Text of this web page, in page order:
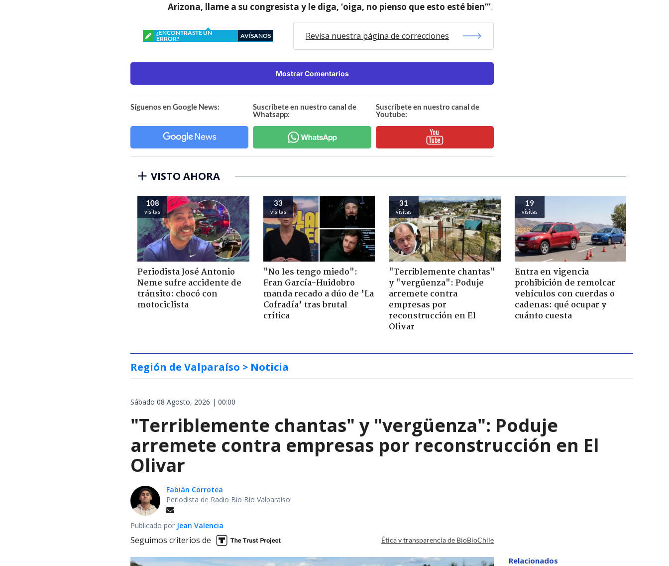
Arizona, llame a su congresista y le diga, ‘oiga, no pienso que esto esté bien’”.
¿ENCONTRASTE UN
ERROR?
AVÍSANOS Revisa nuestra página de correcciones
Mostrar Comentarios
Síguenos en Google News:
Suscríbete en nuestro canal de
Whatsapp:
Suscríbete en nuestro canal de
Youtube:
VISTO AHORA
108
visitas
Periodista José Antonio
Neme sufre accidente de
tránsito: chocó con
motociclista
33
visitas
"No les tengo miedo":
Fran García-Huidobro
manda recado a dúo de ’La
Cofradía’ tras brutal
crítica
31
visitas
"Terriblemente chantas"
y "vergüenza": Poduje
arremete contra
empresas por
reconstrucción en El
Olivar
19
visitas
Entra en vigencia
prohibición de remolcar
vehículos con cuerdas o
cadenas: qué ocupar y
cuánto cuesta
Región de Valparaíso > Noticia
Sábado 08 Agosto, 2026 | 00:00
"Terriblemente chantas" y "vergüenza": Poduje
arremete contra empresas por reconstrucción en El
Olivar
Fabián Corrotea
Periodista de Radio Bío Bío Valparaíso
Publicado por Jean Valencia
Seguimos criterios de Ética y transparencia de BioBioChile
Relacionados